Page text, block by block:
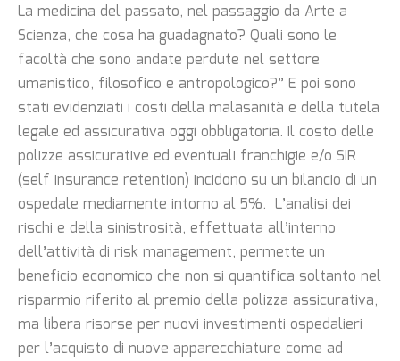
La medicina del passato, nel passaggio da Arte a
Scienza, che cosa ha guadagnato? Quali sono le
facoltà che sono andate perdute nel settore
umanistico, filosofico e antropologico?” E poi sono
stati evidenziati i costi della malasanità e della tutela
legale ed assicurativa oggi obbligatoria. Il costo delle
polizze assicurative ed eventuali franchigie e/o SIR
(self insurance retention) incidono su un bilancio di un
ospedale mediamente intorno al 5%. L’analisi dei
rischi e della sinistrosità, effettuata all’interno
dell’attività di risk management, permette un
beneficio economico che non si quantifica soltanto nel
risparmio riferito al premio della polizza assicurativa,
ma libera risorse per nuovi investimenti ospedalieri
per l’acquisto di nuove apparecchiature come ad